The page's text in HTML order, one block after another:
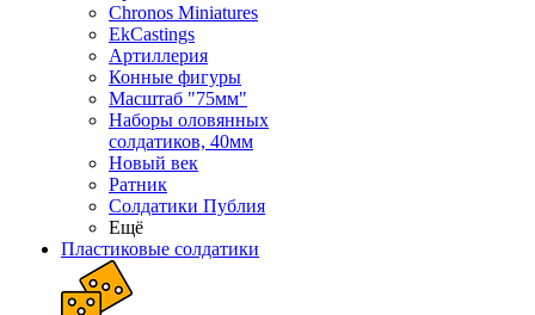
Chronos Miniatures
EkCastings
Артиллерия
Конные фигуры
Масштаб "75мм"
Наборы оловянных
солдатиков, 40мм
Новый век
Ратник
Солдатики Публия
Ещё
Пластиковые солдатики